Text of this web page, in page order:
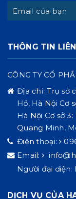
THÔNG TIN
CÔNG TY CỔ
Địa chỉ:Trụ sở
Hồ, Hà Nội Cơ
Hà Nội Cơ sở
Quang Minh,
Điện thoại:
Email:
Người đại diện:
DỊCH VỤ CỦA